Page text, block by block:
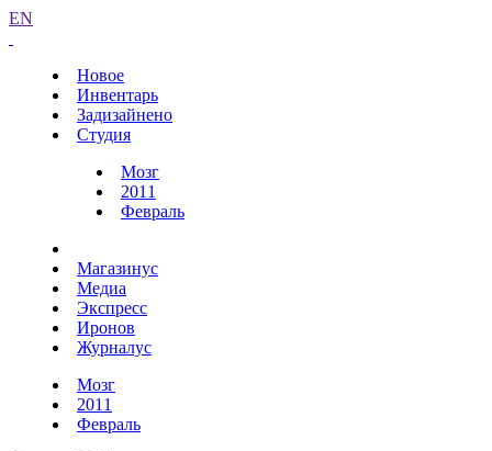
EN
Новое
Инвентарь
Задизайнено
Студия
Мозг
2011
Февраль
Магазинус
Медиа
Экспресс
Иронов
Журналус
Мозг
2011
Февраль